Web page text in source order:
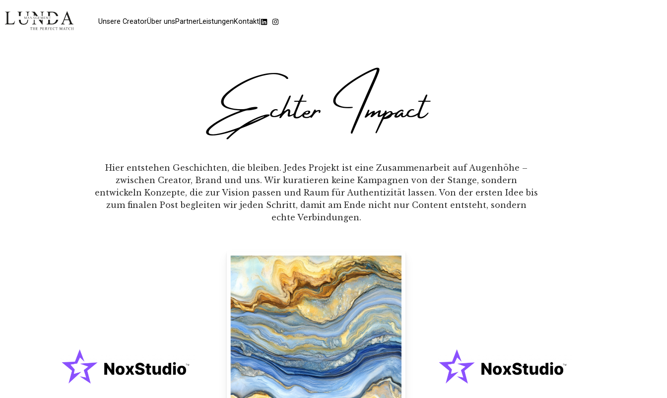
Unsere CreatorÜber unsPartnerLeistungenKontakt
Echter Impact
Hier entstehen Geschichten, die bleiben. Jedes Projekt ist eine Zusammenarbeit auf Augenhöhe –
zwischen Creator, Brand und uns. Wir kuratieren keine Kampagnen von der Stange, sondern
entwickeln Konzepte, die zur Vision passen und Raum für Authentizität lassen. Von der ersten Idee bis
zum finalen Post begleiten wir jeden Schritt, damit am Ende nicht nur Content entsteht, sondern
echte Verbindungen.